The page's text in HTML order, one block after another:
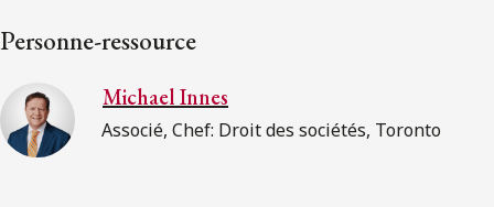
Personne-ressource
Michael Innes
Associé, Chef: Droit des sociétés, Toronto